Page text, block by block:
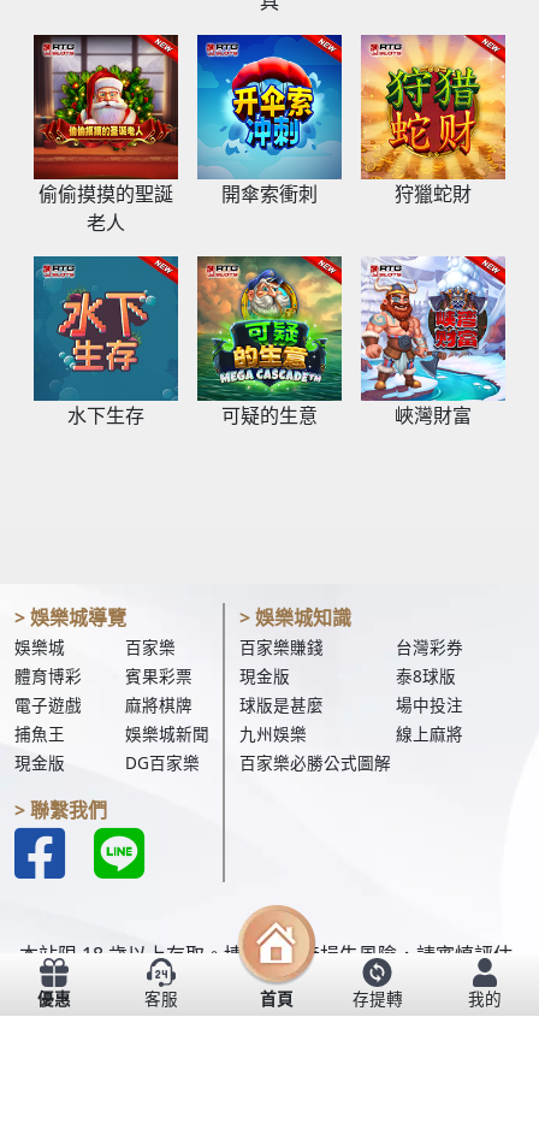
偷偷摸摸的聖誕
老人
開傘索衝刺 狩獵蛇財
水下生存 可疑的生意 峽灣財富
> 娛樂城導覽
娛樂城
百家樂
體育博彩
賓果彩票
電子遊戲
麻將棋牌
捕魚王
娛樂城新聞
現金版
DG百家樂
> 聯繫我們
> 娛樂城知識
百家樂賺錢
台灣彩券
現金版
泰8球版
球版是甚麼
場中投注
九州娛樂
線上麻將
百家樂必勝公式圖解
本站限 18 歲以上存取。博弈具資產損失風險，請審慎評估
並理性投注。本站不提供獲利擔保，博弈非屬投資行為，亦
不可作為理債手段。
優惠 客服 首頁 存提轉 我的